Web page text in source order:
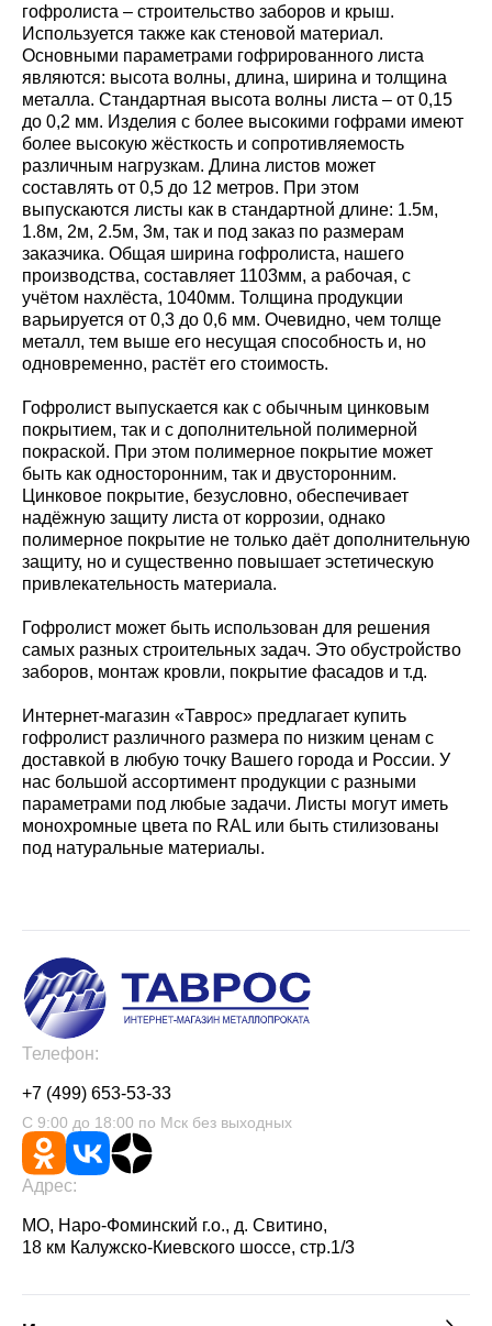
гофролиста – строительство заборов и крыш.
Используется также как стеновой материал.
Основными параметрами гофрированного листа
являются: высота волны, длина, ширина и толщина
металла. Стандартная высота волны листа – от 0,15
до 0,2 мм. Изделия с более высокими гофрами имеют
более высокую жёсткость и сопротивляемость
различным нагрузкам. Длина листов может
составлять от 0,5 до 12 метров. При этом
выпускаются листы как в стандартной длине: 1.5м,
1.8м, 2м, 2.5м, 3м, так и под заказ по размерам
заказчика. Общая ширина гофролиста, нашего
производства, составляет 1103мм, а рабочая, с
учётом нахлёста, 1040мм. Толщина продукции
варьируется от 0,3 до 0,6 мм. Очевидно, чем толще
металл, тем выше его несущая способность и, но
одновременно, растёт его стоимость.
Гофролист выпускается как с обычным цинковым
покрытием, так и с дополнительной полимерной
покраской. При этом полимерное покрытие может
быть как односторонним, так и двусторонним.
Цинковое покрытие, безусловно, обеспечивает
надёжную защиту листа от коррозии, однако
полимерное покрытие не только даёт дополнительную
защиту, но и существенно повышает эстетическую
привлекательность материала.
Гофролист может быть использован для решения
самых разных строительных задач. Это обустройство
заборов, монтаж кровли, покрытие фасадов и т.д.
Интернет-магазин «Таврос» предлагает купить
гофролист различного размера по низким ценам с
доставкой в любую точку Вашего города и России. У
нас большой ассортимент продукции с разными
параметрами под любые задачи. Листы могут иметь
монохромные цвета по RAL или быть стилизованы
под натуральные материалы.
Телефон:
+7 (499) 653-53-33
С 9:00 до 18:00 по Мск без выходных
Адрес:
МО, Наро-Фоминский г.о., д. Свитино,
18 км Калужско-Киевского шоссе, стр.1/3